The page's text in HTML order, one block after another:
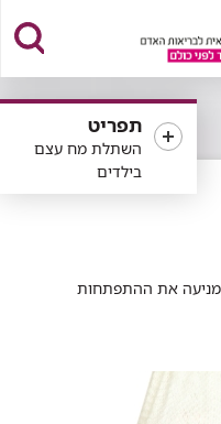
תפריט
השתלת מח עצם
בילדים
את ההתפתחות